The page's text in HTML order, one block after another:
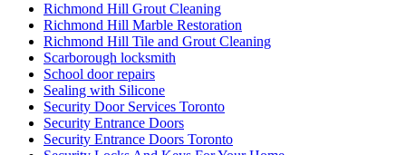
Richmond Hill Grout Cleaning
Richmond Hill Marble Restoration
Richmond Hill Tile and Grout Cleaning
Scarborough locksmith
School door repairs
Sealing with Silicone
Security Door Services Toronto
Security Entrance Doors
Security Entrance Doors Toronto